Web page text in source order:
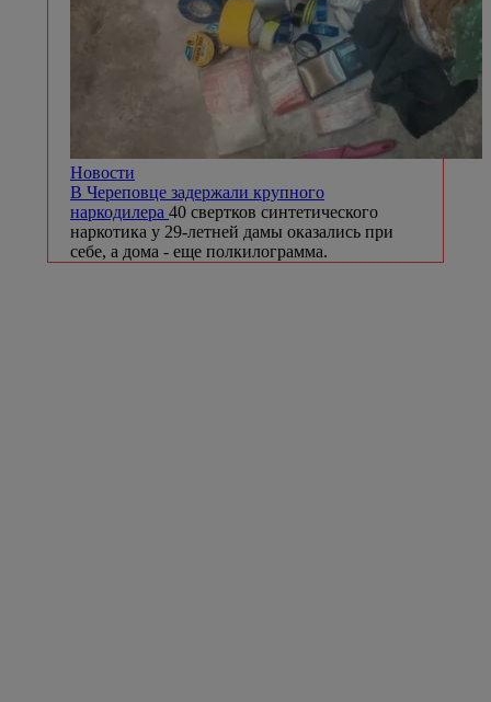
Новости
В Череповце задержали крупного
наркодилера 40 свертков синтетического
наркотика у 29-летней дамы оказались при
себе, а дома - еще полкилограмма.